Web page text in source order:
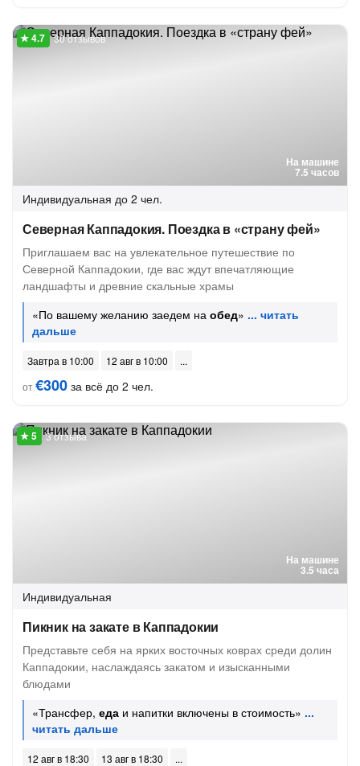
На машине
7.5 часов
30 отзывов
Индивидуальная до 2 чел.
Северная Каппадокия. Поездка в «страну фей»
Приглашаем вас на увлекательное путешествие по
Северной Каппадокии, где вас ждут впечатляющие
ландшафты и древние скальные храмы
«По вашему желанию заедем на обед»
Завтра в 10:00
12 авг в 10:00
от€300 за всё до 2 чел.
На машине
3.5 часа
3 отзыва
Индивидуальная
Пикник на закате в Каппадокии
Представьте себя на ярких восточных коврах среди долин
Каппадокии, наслаждаясь закатом и изысканными
блюдами
«Трансфер, еда и напитки включены в стоимость»
12 авг в 18:30
13 авг в 18:30